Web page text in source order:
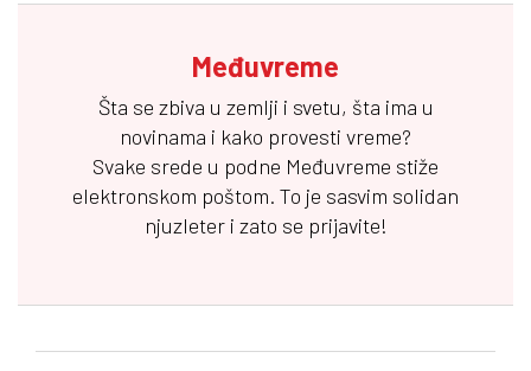
Međuvreme
Šta se zbiva u zemlji i svetu, šta ima u
novinama i kako provesti vreme?
Svake srede u podne Međuvreme stiže
elektronskom poštom. To je sasvim solidan
njuzleter i zato se prijavite!